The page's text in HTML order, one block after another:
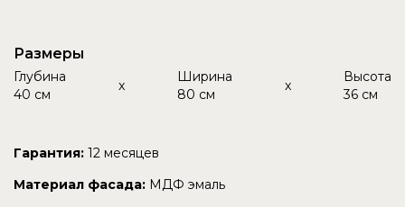
Размеры
Глубина
40 см
x
Ширина
80 см
x
Высота
36 см
Гарантия: 12 месяцев
Материал фасада: МДФ эмаль